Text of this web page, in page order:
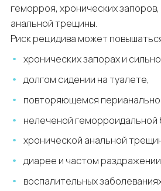
геморроя, хронических
анальной трещины.
Риск рецидива может
хронических запорах и
долгом сидении на туалете,
повторяющемся
нелеченой геморроидальной
хронической анальной
диарее и частом
воспалительных